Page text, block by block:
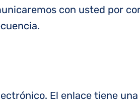
con usted por
El enlace tiene